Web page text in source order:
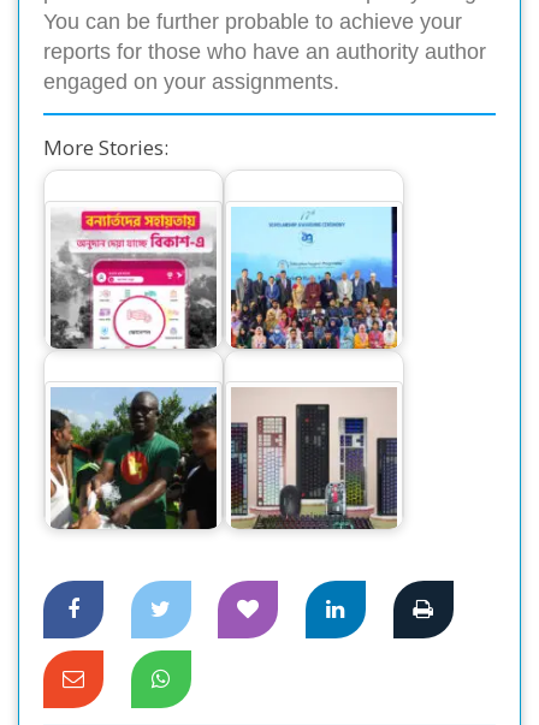
You can be further probable to achieve your
reports for those who have an authority author
engaged on your assignments.
More Stories:
বিকাশে দেয়া যাচ্ছে
বন্যার্তদের সহায়তায়
অনুদান
২৩৪ মেধাবী শিক্ষার্থীকে
বৃত্তি দিলো প্রাইম ব্যাংক
ফাউন্ডেশন
বন্যার্তদের পাশে
আইএসডির শিক্ষার্থীরা
‘অ্যান্টিক’ ব্র্যান্ডের
কিবোর্ড-মাউস এনেছে
ওয়ালটন